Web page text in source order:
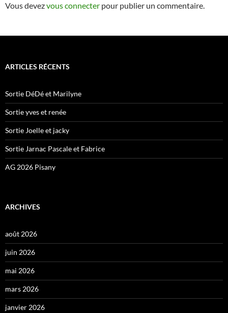
Vous devezvous connecter pour publier un commentaire.
ARTICLES RÉCENTS
Sortie DéDé et Marilyne
Sortie yves et renée
Sortie Joelle et jacky
Sortie Jarnac Pascale et Fabrice
AG 2026 Pisany
ARCHIVES
août 2026
juin 2026
mai 2026
mars 2026
janvier 2026